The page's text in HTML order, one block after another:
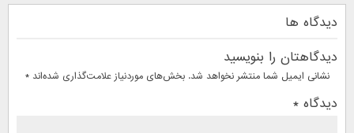
دیدگاه ها
دیدگاهتان را بنویسید
نشانی ایمیل شما منتشر نخواهد شد. بخش‌های موردنیاز علامت‌گذاری شده‌اند*
دیدگاه *